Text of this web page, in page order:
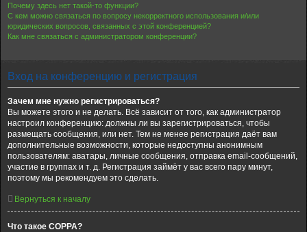
Почему здесь нет такой-то функции?
С кем можно связаться по вопросу некорректного использования и/или
юридических вопросов, связанных с этой конференцией?
Как мне связаться с администратором конференции?
Вход на конференцию и регистрация
Зачем мне нужно регистрироваться?
Вы можете этого и не делать. Всё зависит от того, как администратор
настроил конференцию: должны ли вы зарегистрироваться, чтобы
размещать сообщения, или нет. Тем не менее регистрация даёт вам
дополнительные возможности, которые недоступны анонимным
пользователям: аватары, личные сообщения, отправка email-сообщений,
участие в группах и т. д. Регистрация займёт у вас всего пару минут,
поэтому мы рекомендуем это сделать.
Вернуться к началу
Что такое COPPA?